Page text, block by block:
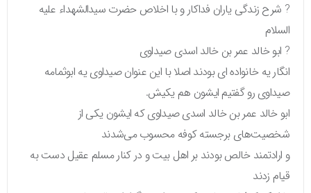
? شرح زندگی یاران فداکار و با اخلاص حضرت سیدالشهداء علیه
السلام
? ابو خالد عمر بن خالد اسدی صیداوی
انگار یه خانواده ای بودند اصلا با این عنوان صیداوی یه ابوثمامه
صیداوی رو گفتیم ایشون هم یکیش.
ابو خالد عمر بن خالد اسدی صیداوی که ایشون یکی از
شخصیت‌های برجسته کوفه محسوب می‌شدند
و ارادتمند خالص بودند بر اهل بیت و در کنار مسلم عقیل دست به
قیام زدند